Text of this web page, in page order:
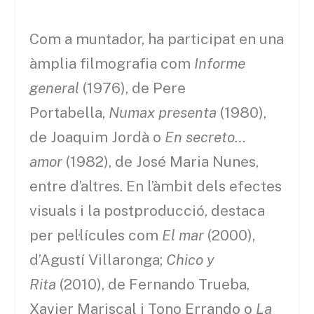
Com a muntador, ha participat en una
àmplia filmografia com Informe
general (1976), de Pere
Portabella, Numax presenta (1980),
de Joaquim Jordà o En secreto…
amor (1982), de José Maria Nunes,
entre d’altres. En l’àmbit dels efectes
visuals i la postproducció, destaca
per pel·lícules com El mar (2000),
d’Agustí Villaronga; Chico y
Rita (2010), de Fernando Trueba,
Xavier Mariscal i Tono Errando o La